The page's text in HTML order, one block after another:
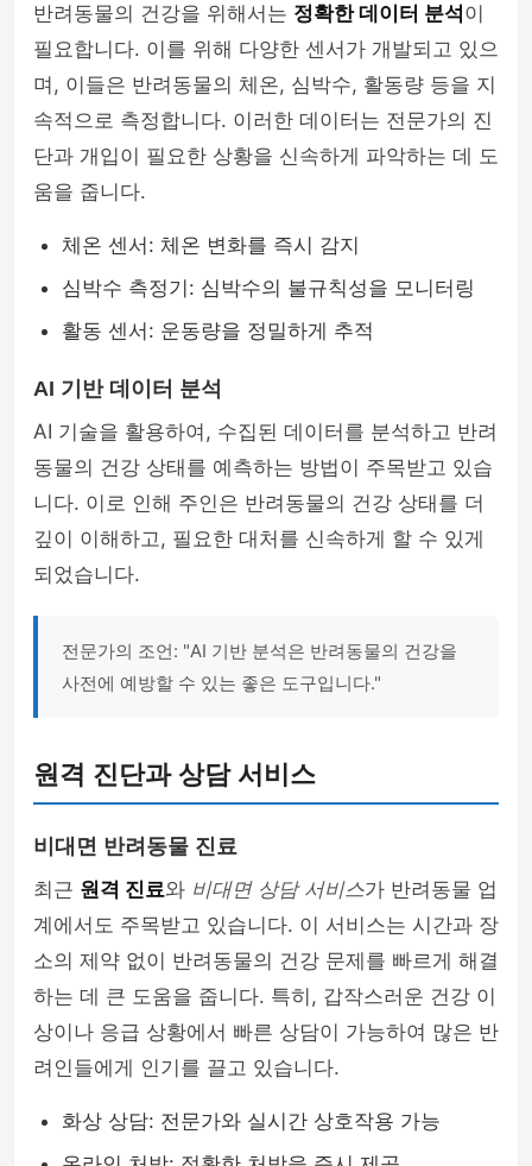
반려동물의 건강을 위해서는 정확한 데이터 분석이
필요합니다. 이를 위해 다양한 센서가 개발되고 있으
며, 이들은 반려동물의 체온, 심박수, 활동량 등을 지
속적으로 측정합니다. 이러한 데이터는 전문가의 진
단과 개입이 필요한 상황을 신속하게 파악하는 데 도
움을 줍니다.
체온 센서: 체온 변화를 즉시 감지
심박수 측정기: 심박수의 불규칙성을 모니터링
활동 센서: 운동량을 정밀하게 추적
AI 기반 데이터 분석
AI 기술을 활용하여, 수집된 데이터를 분석하고 반려
동물의 건강 상태를 예측하는 방법이 주목받고 있습
니다. 이로 인해 주인은 반려동물의 건강 상태를 더
깊이 이해하고, 필요한 대처를 신속하게 할 수 있게
되었습니다.
전문가의 조언: "AI 기반 분석은 반려동물의 건강을
사전에 예방할 수 있는 좋은 도구입니다."
원격 진단과 상담 서비스
비대면 반려동물 진료
최근 원격 진료와 비대면 상담 서비스가 반려동물 업
계에서도 주목받고 있습니다. 이 서비스는 시간과 장
소의 제약 없이 반려동물의 건강 문제를 빠르게 해결
하는 데 큰 도움을 줍니다. 특히, 갑작스러운 건강 이
상이나 응급 상황에서 빠른 상담이 가능하여 많은 반
려인들에게 인기를 끌고 있습니다.
화상 상담: 전문가와 실시간 상호작용 가능